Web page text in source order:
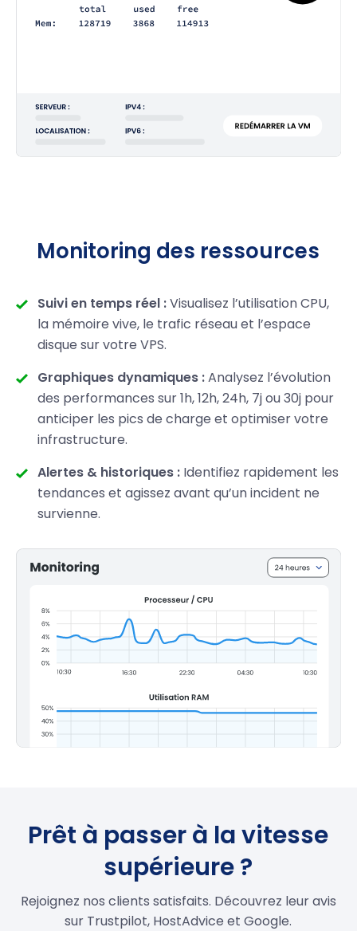
Monitoring des ressources
Suivi en temps réel :Visualisez l’utilisation CPU,
la mémoire vive, le trafic réseau et l’espace
disque sur votre VPS.
Graphiques dynamiques :Analysez l’évolution
des performances sur 1h, 12h, 24h, 7j ou 30j pour
anticiper les pics de charge et optimiser votre
infrastructure.
Alertes & historiques : Identifiez rapidement les
tendances et agissez avant qu’un incident ne
survienne.
Prêt à passer à la vitesse
supérieure ?
Rejoignez nos clients satisfaits. Découvrez leur avis
sur Trustpilot, HostAdvice et Google.